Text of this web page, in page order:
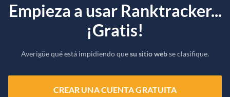
Empieza a usar Ranktracker...
¡Gratis!
Averigüe qué está impidiendo quesu sitio webse clasifique.
CREAR UNA CUENTA GRATUITA